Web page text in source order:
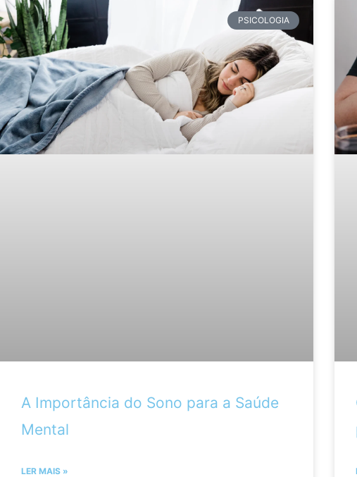
PSICOLOGIA
A Importância do Sono para a Saúde
Mental
LER MAIS »